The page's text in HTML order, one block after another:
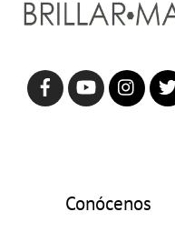
Conócenos